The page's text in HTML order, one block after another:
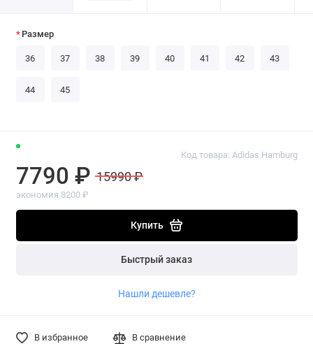
Код товара: Adidas Hamburg
7790 ₽ 15990 ₽
экономия 8200 ₽
Купить
Быстрый заказ
Нашли дешевле?
В избранное В сравнение
Размер
36 37 38 39 40 41 42 43
44 45